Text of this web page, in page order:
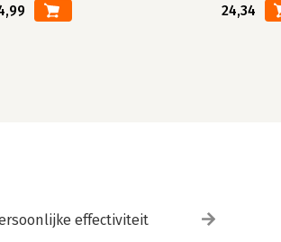
24,34
effectiviteit